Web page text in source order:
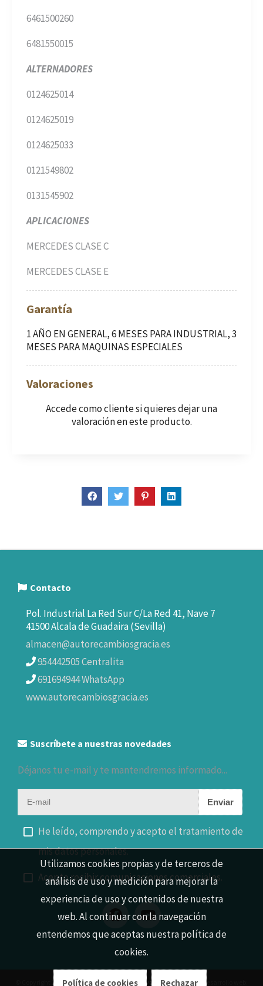
6461500260
6481550015
ALTERNADORES
0124625014
0124625019
0124625033
0121549802
0131545902
APLICACIONES
MERCEDES CLASE C
MERCEDES CLASE E
Garantía
1 AÑO EN GENERAL, 6 MESES PARA INDUSTRIAL, 3
MESES PARA MAQUINAS ESPECIALES
Valoraciones
Accede como clientesi quieres dejar una
valoración en este producto.
Contacto
Pol. Industrial La Red Sur C/La Red 41, Nave 7
41500 Alcala de Guadaira (Sevilla)
almacen@autorecambiosgracia.es
954442505 Centralita
691694944 WhatsApp
www.autorecambiosgracia.es
Suscríbete a nuestras novedades
Déjanos tu e-mail y te mantendremos informado...
Enviar
He leído, comprendo y acepto el tratamiento de
mis datos personales.
Acepto recibir comunicaciones comerciales.
© Copyright 2026 |Aviso legal| Política de privacidad|Cookies | Desarrollo web:
Utilizamos cookies propias y de terceros de
análisis de uso y medición para mejorar la
experiencia de uso y contenidos de nuestra
web. Al continuar con la navegación
entendemos que aceptas nuestra política de
cookies.
Política de cookies Rechazar